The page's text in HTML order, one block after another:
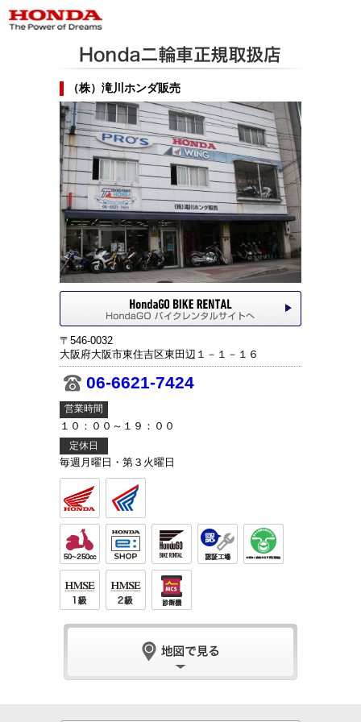
（株）滝川ホンダ販売
〒546-0032
大阪府大阪市東住吉区東田辺１－１－１６
06-6621-7424
営業時間
１０：００～１９：００
定休日
毎週月曜日・第３火曜日